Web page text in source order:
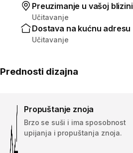
Preuzimanje u vašoj blizini
Učitavanje
Dostava na kućnu adresu
Učitavanje
Prednosti dizajna
Propuštanje znoja
Brzo se suši i ima sposobnost
upijanja i propuštanja znoja.